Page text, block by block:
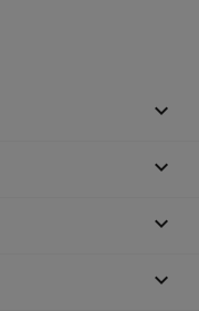



keyboard_arrow_down